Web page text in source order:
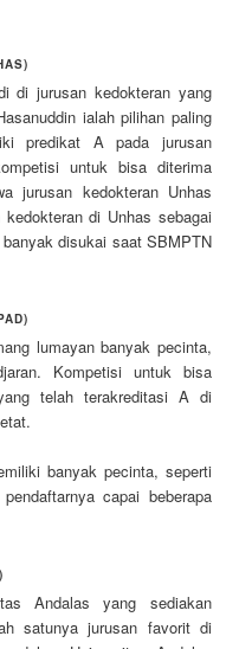
di jurusan kedokteran yang
ialah pilihan paling
predikat A pada jurusan
untuk bisa diterima
jurusan kedokteran Unhas
di Unhas sebagai
disukai saat SBMPTN
lumayan banyak pecinta,
Kompetisi untuk bisa
telah terakreditasi A di
banyak pecinta, seperti
capai beberapa
Andalas yang sediakan
satunya jurusan favorit di